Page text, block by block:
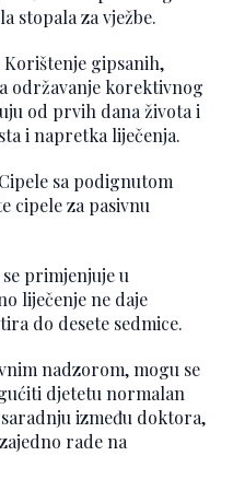
stopala za vježbe.
Korištenje gipsanih,
održavanje korektivnog
od prvih dana života i
i napretka liječenja.
Cipele sa podignutom
cipele za pasivnu
primjenjuje u
liječenje ne daje
do desete sedmice.
nadzorom, mogu se
djetetu normalan
između doktora,
rade na